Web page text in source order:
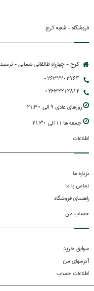
فروشگاه - شعبه کرج
کرج - چهارراه طالقانی شمالی -
02632202964
02632212812
روزهاي عادي 9 الي 21:30
جمعه ها 11 الي 21:30
اطلاعات
درباره ما
تماس با ما
راهنمای فروشگاه
حساب من
سوابق خرید
آدرسهای من
اطلاعات حساب